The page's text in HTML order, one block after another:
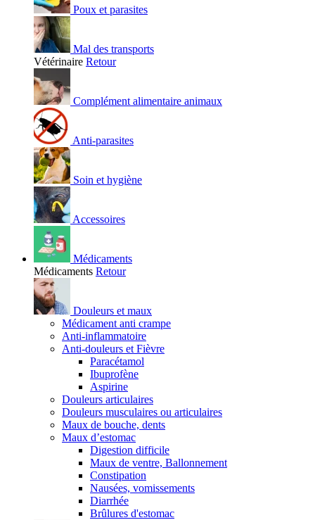
Poux et parasites
Mal des transports
Vétérinaire Retour
Complément alimentaire animaux
Anti-parasites
Soin et hygiène
Accessoires
Médicaments
Médicaments Retour
Douleurs et maux
Médicament anti crampe
Anti-inflammatoire
Anti-douleurs et Fièvre
Paracétamol
Ibuprofène
Aspirine
Douleurs articulaires
Douleurs musculaires ou articulaires
Maux de bouche, dents
Maux d’estomac
Digestion difficile
Maux de ventre, Ballonnement
Constipation
Nausées, vomissements
Diarrhée
Brûlures d'estomac